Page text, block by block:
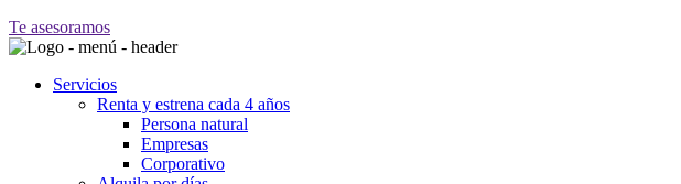
Te asesoramos
Servicios
Renta y estrena cada 4 años
Persona natural
Empresas
Corporativo